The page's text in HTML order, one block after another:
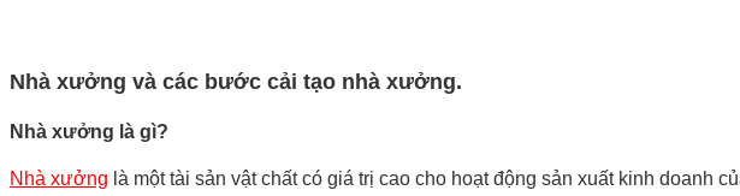
Nhà xưởng và các bước cải tạo nhà xưởng.
Nhà xưởng là gì?
Nhà xưởng là một tài sản vật chất có giá trị cao cho hoạt động sản xuất kinh